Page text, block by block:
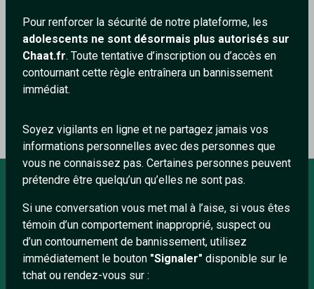
Pour renforcer la sécurité de notre plateforme, les
adolescents ne sont désormais plus autorisés sur
Chaat.fr. Toute tentative d’inscription ou d’accès en
contournant cette règle entraînera un bannissement
immédiat.
Soyez vigilants en ligne et ne partagez jamais vos
informations personnelles avec des personnes que
vous ne connaissez pas. Certaines personnes peuvent
prétendre être quelqu’un qu’elles ne sont pas.
Si une conversation vous met mal à l’aise, si vous êtes
témoin d’un comportement inapproprié, suspect ou
d’un contournement de bannissement, utilisez
immédiatement le bouton "Signaler" disponible sur le
tchat ou rendez-vous sur :
Ajouter un commentaire (0) Tchatter
Le profil n'a pas encore de commentaire.
À PROPOS
Conditions générales
À propos
Mentions légales